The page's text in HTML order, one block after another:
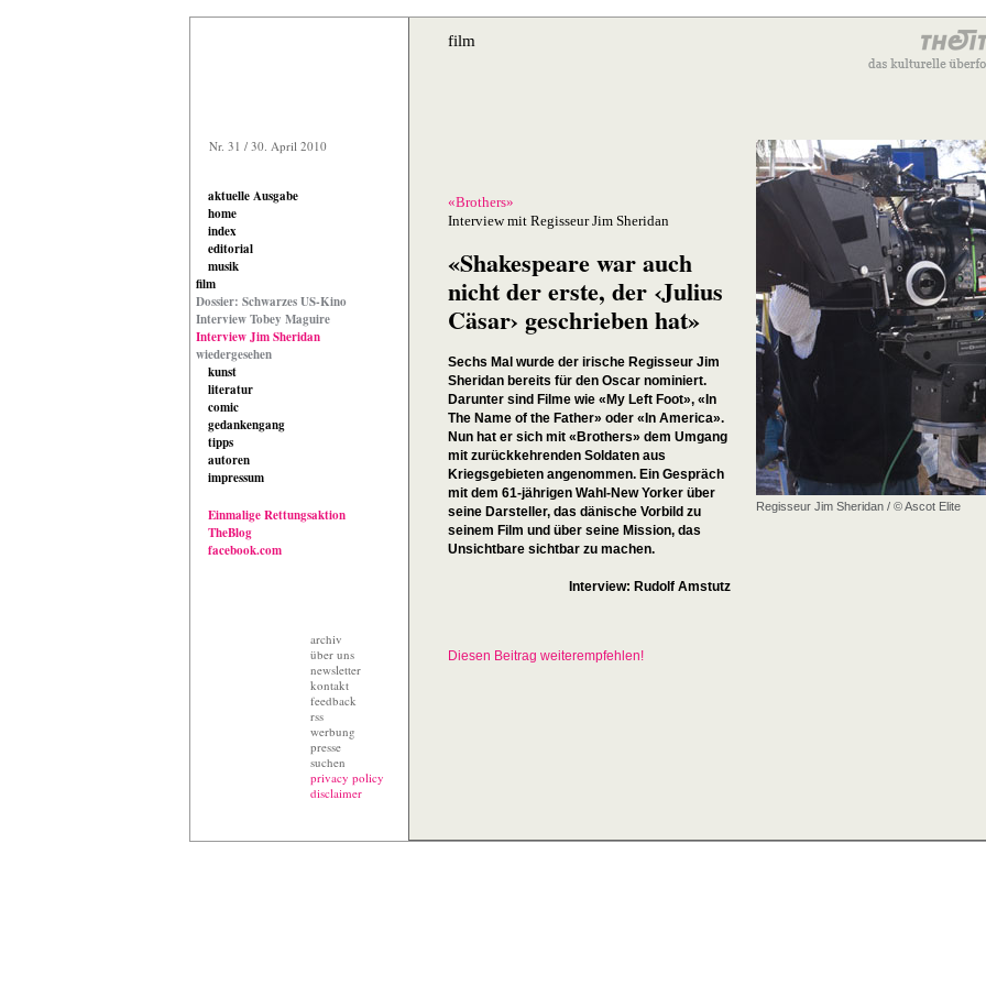
Nr. 31 / 30. April 2010
aktuelle Ausgabe
home
index
editorial
musik
film
Dossier: Schwarzes US-Kino
Interview Tobey Maguire
Interview Jim Sheridan
wiedergesehen
kunst
literatur
comic
gedankengang
tipps
autoren
impressum
Einmalige Rettungsaktion
TheBlog
facebook.com
archiv
über uns
newsletter
kontakt
feedback
rss
werbung
presse
suchen
privacy policy
disclaimer
film
«Brothers»
Interview mit Regisseur Jim Sheridan
«Shakespeare war auch
nicht der erste, der ‹Julius
Cäsar› geschrieben hat»
Sechs Mal wurde der irische Regisseur Jim
Sheridan bereits für den Oscar nominiert.
Darunter sind Filme wie «My Left Foot», «In
The Name of the Father» oder «In America».
Nun hat er sich mit «Brothers» dem Umgang
mit zurückkehrenden Soldaten aus
Kriegsgebieten angenommen. Ein Gespräch
mit dem 61-jährigen Wahl-New Yorker über
seine Darsteller, das dänische Vorbild zu
seinem Film und über seine Mission, das
Unsichtbare sichtbar zu machen.
Interview: Rudolf Amstutz
Diesen Beitrag weiterempfehlen!
Regisseur Jim Sheridan / © Ascot Elite